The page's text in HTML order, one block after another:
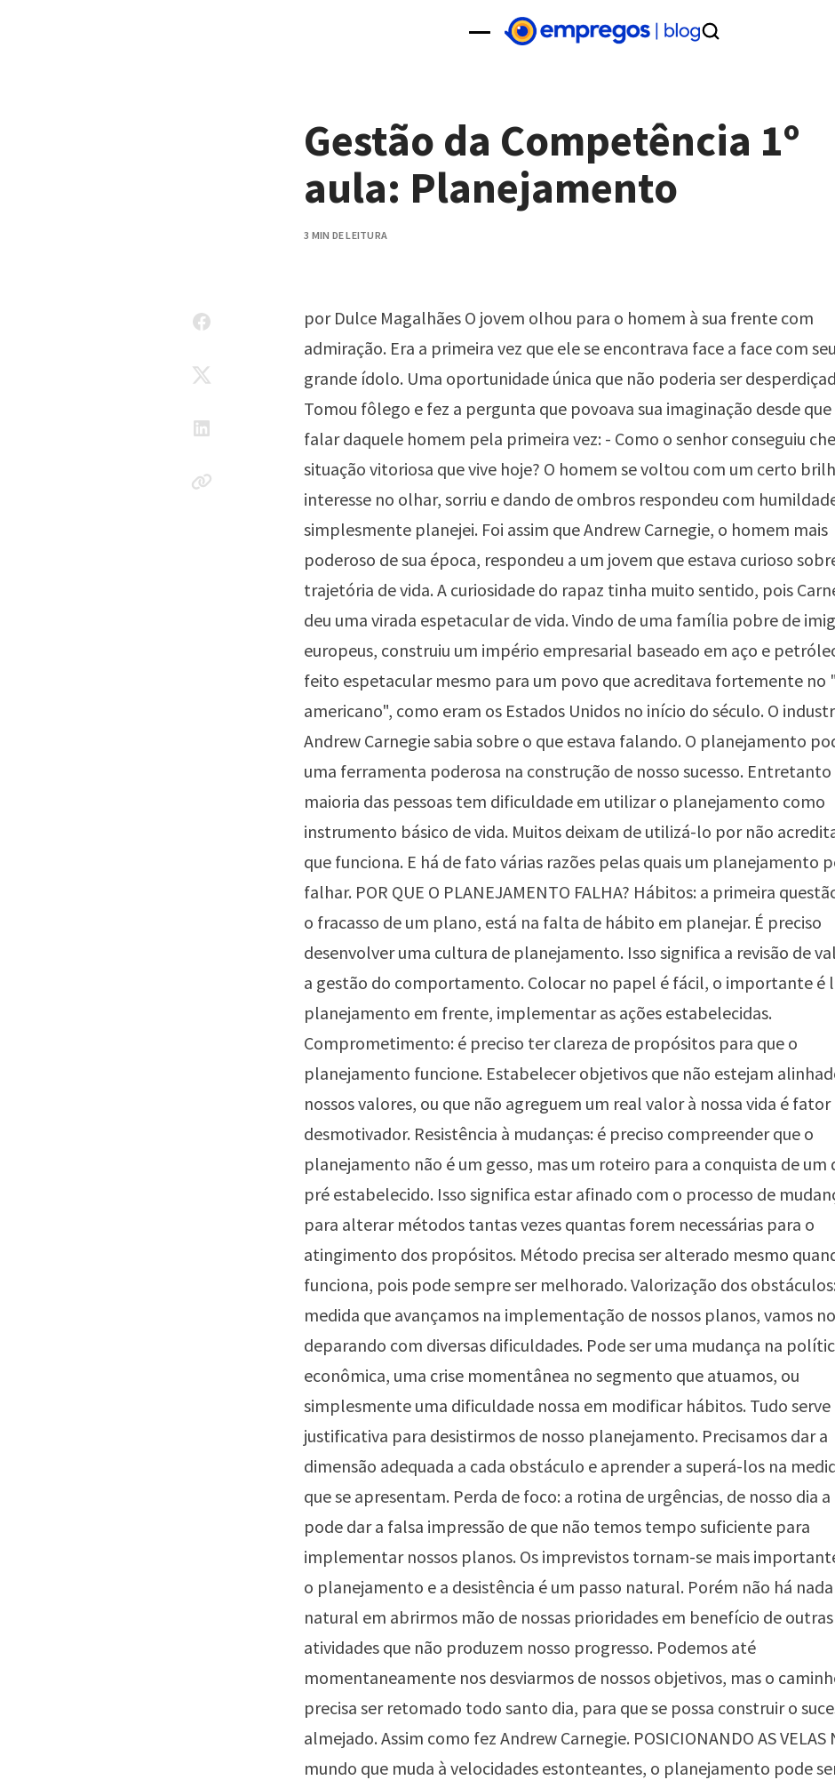
Gestão da Competência 1º
aula: Planejamento
3 MIN DE LEITURA
por Dulce Magalhães O jovem olhou para o homem à sua frente com
admiração. Era a primeira vez que ele se encontrava face a face com seu
grande ídolo. Uma oportunidade única que não poderia ser
Tomou fôlego e fez a pergunta que povoava sua imaginação desde que
falar daquele homem pela primeira vez: - Como o senhor conseguiu
situação vitoriosa que vive hoje? O homem se voltou com um certo
interesse no olhar, sorriu e dando de ombros respondeu com
simplesmente planejei. Foi assim que Andrew Carnegie, o homem mais
poderoso de sua época, respondeu a um jovem que estava curioso
trajetória de vida. A curiosidade do rapaz tinha muito sentido, pois
deu uma virada espetacular de vida. Vindo de uma família pobre de
europeus, construiu um império empresarial baseado em aço e
feito espetacular mesmo para um povo que acreditava fortemente no
americano", como eram os Estados Unidos no início do século. O
Andrew Carnegie sabia sobre o que estava falando. O planejamento
uma ferramenta poderosa na construção de nosso sucesso. Entretanto
maioria das pessoas tem dificuldade em utilizar o planejamento como
instrumento básico de vida. Muitos deixam de utilizá-lo por não
que funciona. E há de fato várias razões pelas quais um planejamento
falhar. POR QUE O PLANEJAMENTO FALHA? Hábitos: a primeira
o fracasso de um plano, está na falta de hábito em planejar. É preciso
desenvolver uma cultura de planejamento. Isso significa a revisão de
a gestão do comportamento. Colocar no papel é fácil, o importante é
planejamento em frente, implementar as ações estabelecidas.
Comprometimento: é preciso ter clareza de propósitos para que o
planejamento funcione. Estabelecer objetivos que não estejam
nossos valores, ou que não agreguem um real valor à nossa vida é fator
desmotivador. Resistência à mudanças: é preciso compreender que o
planejamento não é um gesso, mas um roteiro para a conquista de um
pré estabelecido. Isso significa estar afinado com o processo de
para alterar métodos tantas vezes quantas forem necessárias para o
atingimento dos propósitos. Método precisa ser alterado mesmo
funciona, pois pode sempre ser melhorado. Valorização dos
medida que avançamos na implementação de nossos planos, vamos
deparando com diversas dificuldades. Pode ser uma mudança na
econômica, uma crise momentânea no segmento que atuamos, ou
simplesmente uma dificuldade nossa em modificar hábitos. Tudo serve
justificativa para desistirmos de nosso planejamento. Precisamos dar a
dimensão adequada a cada obstáculo e aprender a superá-los na
que se apresentam. Perda de foco: a rotina de urgências, de nosso dia a
pode dar a falsa impressão de que não temos tempo suficiente para
implementar nossos planos. Os imprevistos tornam-se mais
o planejamento e a desistência é um passo natural. Porém não há
natural em abrirmos mão de nossas prioridades em benefício de outras
atividades que não produzem nosso progresso. Podemos até
momentaneamente nos desviarmos de nossos objetivos, mas o
precisa ser retomado todo santo dia, para que se possa construir o
almejado. Assim como fez Andrew Carnegie. POSICIONANDO AS VELAS
mundo que muda à velocidades estonteantes, o planejamento pode